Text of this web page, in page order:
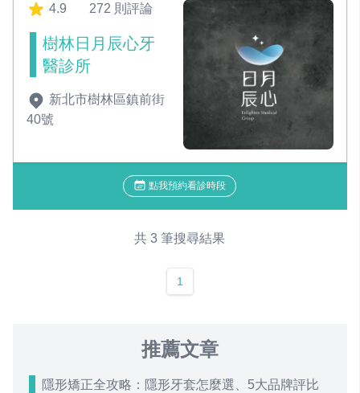
4.9 272 則評論
樹林日月辰心牙
醫診所
新北市樹林區鎮前街
40號
點我預約看診時段
共 3 筆搜尋結果
1
推薦文章
隱形矯正全攻略：隱形牙套怎麼選、5大品牌評比